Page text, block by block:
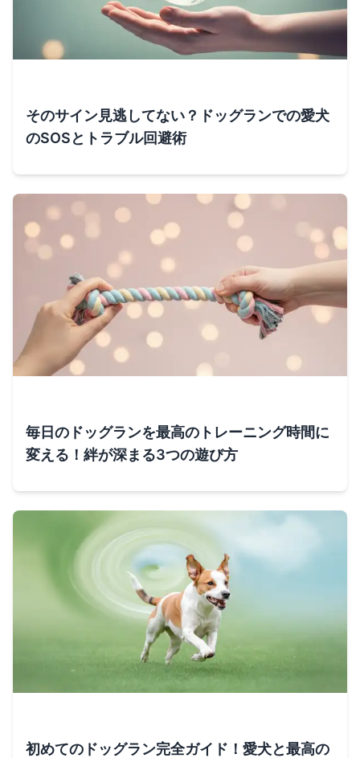
そのサイン見逃してない？ドッグランでの愛犬
のSOSとトラブル回避術
毎日のドッグランを最高のトレーニング時間に
変える！絆が深まる3つの遊び方
初めてのドッグラン完全ガイド！愛犬と最高の